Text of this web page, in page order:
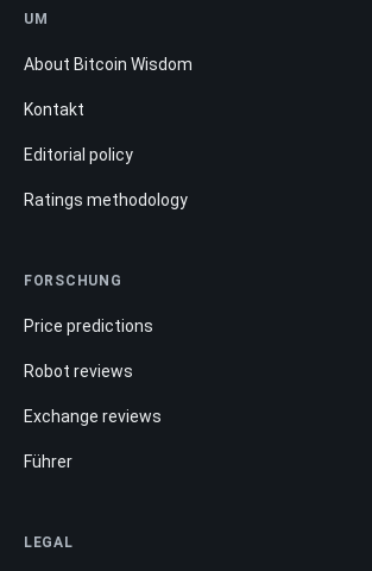
UM
About Bitcoin Wisdom
Kontakt
Editorial policy
Ratings methodology
FORSCHUNG
Price predictions
Robot reviews
Exchange reviews
Führer
LEGAL